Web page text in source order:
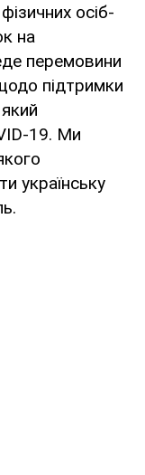
осіб-
на
перемовини
підтримки
19. Ми
українську